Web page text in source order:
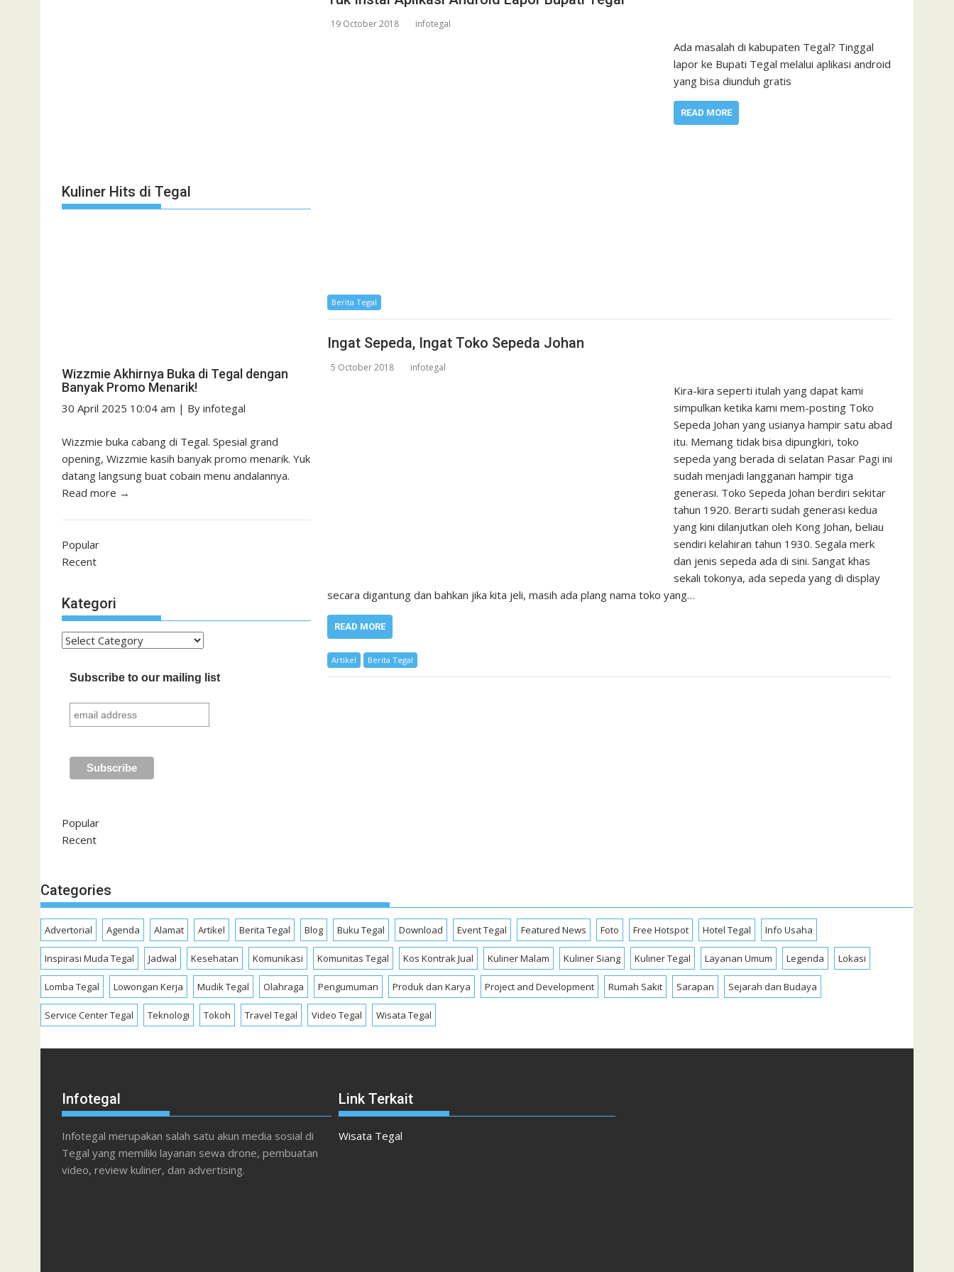
19 October 2018 infotegal
Ada masalah di kabupaten Tegal? Tinggal
lapor ke Bupati Tegal melalui aplikasi android
yang bisa diunduh gratis
READ MORE
Berita Tegal
Ingat Sepeda, Ingat Toko Sepeda Johan
5 October 2018 infotegal
Kira-kira seperti itulah yang dapat kami
simpulkan ketika kami mem-posting Toko
Sepeda Johan yang usianya hampir satu abad
itu. Memang tidak bisa dipungkiri, toko
sepeda yang berada di selatan Pasar Pagi ini
sudah menjadi langganan hampir tiga
generasi. Toko Sepeda Johan berdiri sekitar
tahun 1920. Berarti sudah generasi kedua
yang kini dilanjutkan oleh Kong Johan, beliau
sendiri kelahiran tahun 1930. Segala merk
dan jenis sepeda ada di sini. Sangat khas
sekali tokonya, ada sepeda yang di display
secara digantung dan bahkan jika kita jeli, masih ada plang nama toko yang…
READ MORE
Artikel Berita Tegal
Kuliner Hits di Tegal
Wizzmie Akhirnya Buka di Tegal dengan
Banyak Promo Menarik!
30 April 2025 10:04 am | By infotegal
Wizzmie buka cabang di Tegal. Spesial grand
opening, Wizzmie kasih banyak promo menarik. Yuk
datang langsung buat cobain menu andalannya.
Read more →
Popular
Recent
Kategori
Kategori
Subscribe to our mailing list
Popular
Recent
Categories
Advertorial Agenda Alamat Artikel Berita Tegal Blog Buku Tegal Download Event Tegal Featured News Foto Free Hotspot Hotel Tegal Info Usaha
Inspirasi Muda Tegal Jadwal Kesehatan Komunikasi Komunitas Tegal Kos Kontrak Jual Kuliner Malam Kuliner Siang Kuliner Tegal Layanan Umum Legenda Lokasi
Lomba Tegal Lowongan Kerja Mudik Tegal Olahraga Pengumuman Produk dan Karya Project and Development Rumah Sakit Sarapan Sejarah dan Budaya
Service Center Tegal Teknologi Tokoh Travel Tegal Video Tegal Wisata Tegal
Infotegal
Infotegal merupakan salah satu akun media sosial di
Tegal yang memiliki layanan sewa drone, pembuatan
video, review kuliner, dan advertising.
Link Terkait
Wisata Tegal